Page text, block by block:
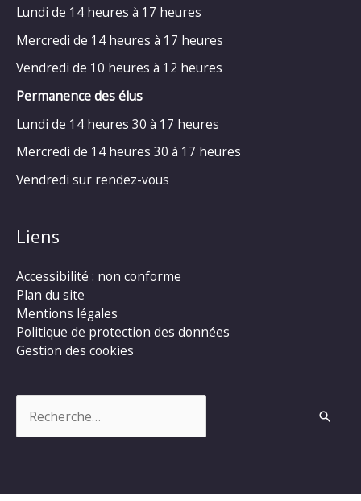
Lundi de 14 heures à 17 heures
Mercredi de 14 heures à 17 heures
Vendredi de 10 heures à 12 heures
Permanence des élus
Lundi de 14 heures 30 à 17 heures
Mercredi de 14 heures 30 à 17 heures
Vendredi sur rendez-vous
Liens
Accessibilité : non conforme
Plan du site
Mentions légales
Politique de protection des données
Gestion des cookies